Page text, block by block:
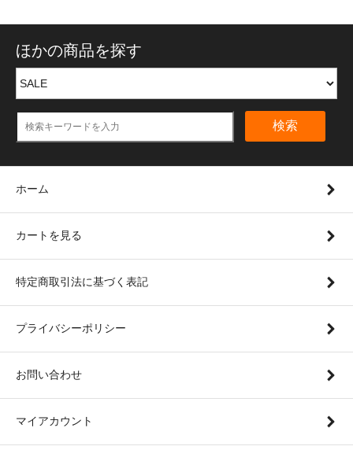
ほかの商品を探す
検索
ホーム
カートを見る
特定商取引法に基づく表記
プライバシーポリシー
お問い合わせ
マイアカウント